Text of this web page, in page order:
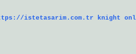
istetasarim.com.tr knight